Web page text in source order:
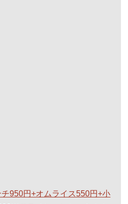
チ950円+オムライス550円+小